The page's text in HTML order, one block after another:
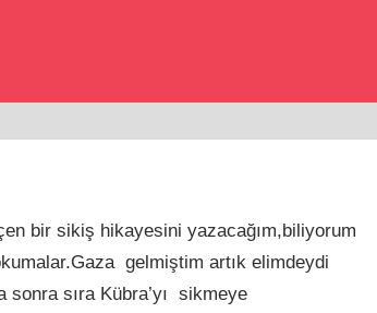
bir sikiş hikayesini yazacağım,biliyorum
gelmiştim artık elimdeydi
sonra sıra Kübra’yı sikmeye